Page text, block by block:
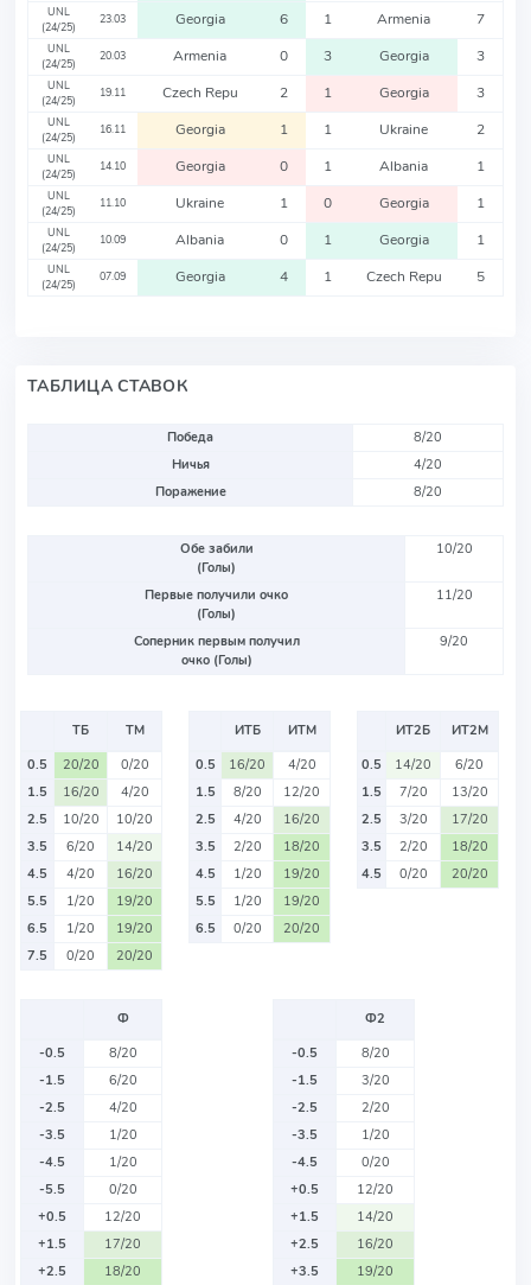
UNL
(24/25)
23.03 Georgia 6 1 Armenia 7
UNL
(24/25)
20.03 Armenia 0 3 Georgia 3
UNL
(24/25)
19.11 Czech Repu 2 1 Georgia 3
UNL
(24/25)
16.11 Georgia 1 1 Ukraine 2
UNL
(24/25)
14.10 Georgia 0 1 Albania 1
UNL
(24/25)
11.10 Ukraine 1 0 Georgia 1
UNL
(24/25)
10.09 Albania 0 1 Georgia 1
UNL
(24/25)
07.09 Georgia 4 1 Czech Repu 5
ТАБЛИЦА СТАВОК
Победа
8/20
Ничья
4/20
Поражение
8/20
Обе забили
(Голы)
10/20
Первые получили очко
(Голы)
11/20
Соперник первым получил
очко (Голы)
9/20
ТБ
ТМ
0.5
20/20
0/20
1.5
16/20
4/20
2.5
10/20
10/20
3.5
6/20
14/20
4.5
4/20
16/20
5.5
1/20
19/20
6.5
1/20
19/20
7.5
0/20 20/20
ИТБ
ИТМ
0.5
16/20
4/20
1.5
8/20
12/20
2.5
4/20
16/20
3.5
2/20
18/20
4.5
1/20
19/20
5.5
1/20
19/20
6.5
0/20 20/20
ИТ2Б
ИТ2М
0.5
14/20
6/20
1.5
7/20
13/20
2.5
3/20
17/20
3.5
2/20
18/20
4.5
0/20 20/20
Ф
-0.5
8/20
-1.5
6/20
-2.5
4/20
-3.5
1/20
-4.5
1/20
-5.5
0/20
+0.5
12/20
+1.5
17/20
+2.5
18/20
Ф2
-0.5
8/20
-1.5
3/20
-2.5
2/20
-3.5
1/20
-4.5
0/20
+0.5
12/20
+1.5
14/20
+2.5
16/20
+3.5
19/20